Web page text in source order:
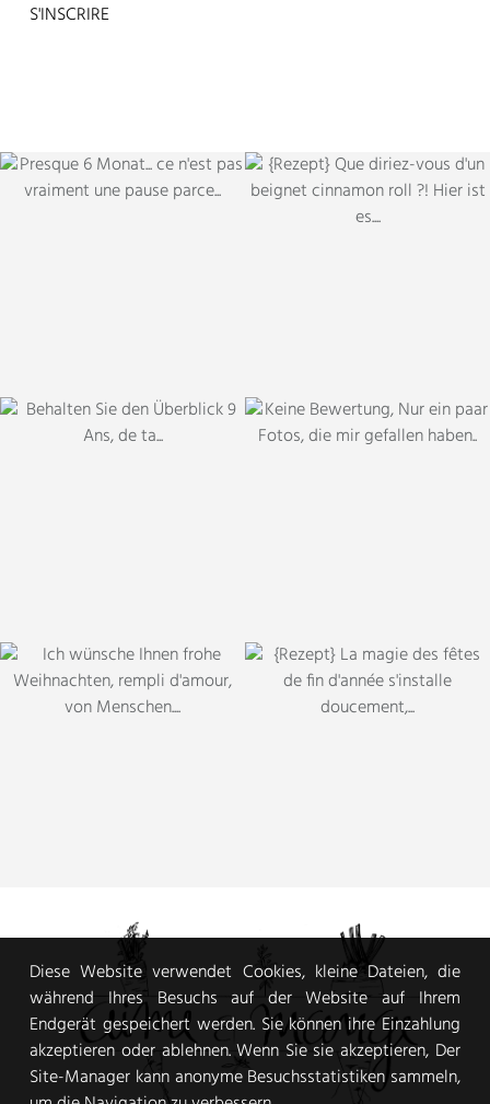
Diese Website verwendet Cookies, kleine Dateien, die
während Ihres Besuchs auf der Website auf Ihrem
Endgerät gespeichert werden. Sie können ihre Einzahlung
akzeptieren oder ablehnen. Wenn Sie sie akzeptieren, Der
Site-Manager kann anonyme Besuchsstatistiken sammeln,